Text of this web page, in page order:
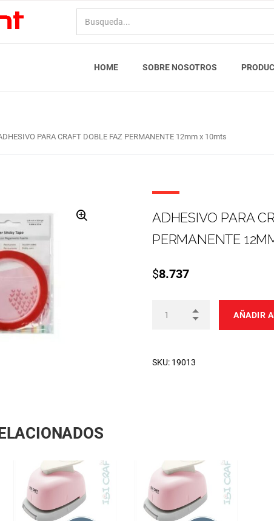
HOME SOBRE NOSOTROS
PARA CRAFT DOBLE FAZ PERMANENTE 12mm x 10mts
ADHESIVO PARA
PERMANENTE
$8.737
AÑADIR
SKU: 19013